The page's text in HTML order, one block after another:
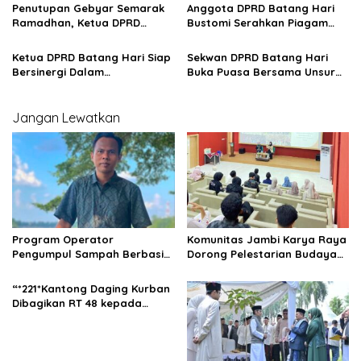
s
Penutupan Gebyar Semarak
Ramadhan, Ketua DPRD
Penghargaan Kepada
Pemenang
Anggota DPRD Batang Hari
Bustomi Serahkan Piagam
Semarak Ramadhan
Ketua DPRD Batang Hari Siap
Bersinergi Dalam
Sekwan DPRD Batang Hari
Buka Puasa Bersama Unsur
Jangan Lewatkan
Program Operator
Pengumpul Sampah Berbasis
Jambi Tuai Pro dan Kontra,
Rully Arizal: Pahami Dulu
Tujuan Programnya !!!
Komunitas Jambi Karya Raya
Dorong Pelestarian Budaya
Bersama Generasi Muda
Jambi
“*221*Kantong Daging Kurban
Dibagikan RT 48 kepada